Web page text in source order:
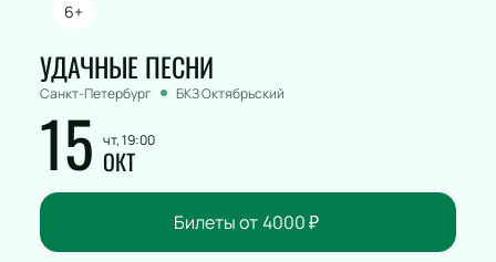
6+
УДАЧНЫЕ ПЕСНИ
Санкт-Петербург БКЗ Октябрьский
15 чт, 19:00
ОКТ
Билеты от 4000₽